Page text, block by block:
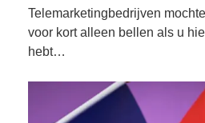
Telemarketingbedrijven
voor kort alleen bellen als u
hebt…